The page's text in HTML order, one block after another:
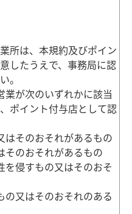
所は、本規約及びポイン
したうえで、事務局に認
。
が次のいずれかに該当
ポイント付与店として認
はそのおそれがあるもの
そのおそれがあるもの
を侵すもの又はそのおそ
の又はそのおそれのある